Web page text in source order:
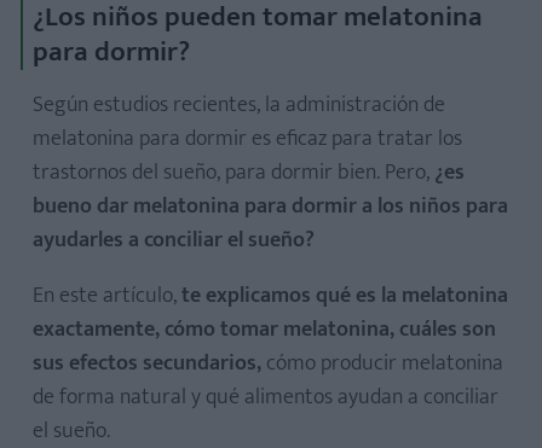
¿Los niños pueden tomar melatonina
para dormir?
Según estudios recientes, la administración de
melatonina para dormir es eficaz para tratar los
trastornos del sueño, para dormir bien. Pero,¿es
bueno dar melatonina para dormir a los niños para
ayudarles a conciliar el sueño?
En este artículo,te explicamos qué es la melatonina
exactamente, cómo tomar melatonina, cuáles son
sus efectos secundarios,cómo producir melatonina
de forma natural y qué alimentos ayudan a conciliar
el sueño.